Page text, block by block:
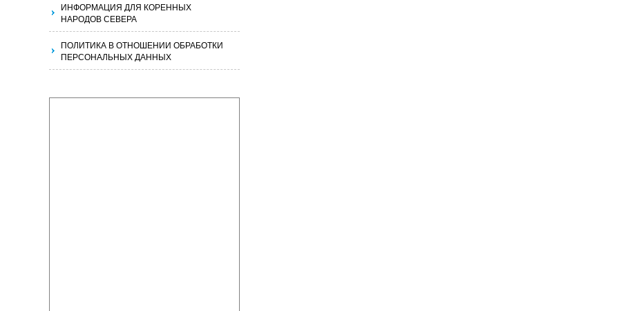
ИНФОРМАЦИЯ ДЛЯ КОРЕННЫХ
НАРОДОВ СЕВЕРА
ПОЛИТИКА В ОТНОШЕНИИ ОБРАБОТКИ
ПЕРСОНАЛЬНЫХ ДАННЫХ